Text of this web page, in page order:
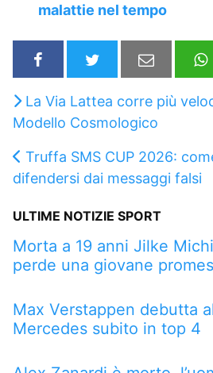
malattie nel tempo
La Via Lattea corre più
Modello Cosmologico
Truffa SMS CUP 2026:
difendersi dai messaggi falsi
ULTIME NOTIZIE SPORT
Morta a 19 anni Jilke
perde una giovane
Max Verstappen debutta
Mercedes subito in top 4